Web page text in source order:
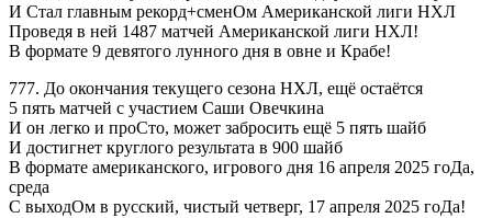
И Стал главным рекорд+сменОм Американской лиги НХЛ
Проведя в ней 1487 матчей Американской лиги НХЛ!
В формате 9 девятого лунного дня в овне и Крабе!
777. До окончания текущего сезона НХЛ, ещё остаётся
5 пять матчей с участием Саши Овечкина
И он легко и проСто, может забросить ещё 5 пять шайб
И достигнет круглого результата в 900 шайб
В формате американского, игрового дня 16 апреля 2025 гоДа,
среда
С выходОм в русский, чистый четверг, 17 апреля 2025 гоДа!